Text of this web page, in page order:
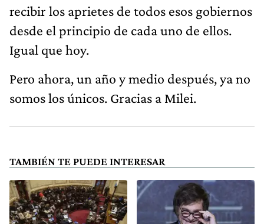
recibir los aprietes de todos esos gobiernos
desde el principio de cada uno de ellos.
Igual que hoy.
Pero ahora, un año y medio después, ya no
somos los únicos. Gracias a Milei.
TAMBIÉN TE PUEDE INTERESAR